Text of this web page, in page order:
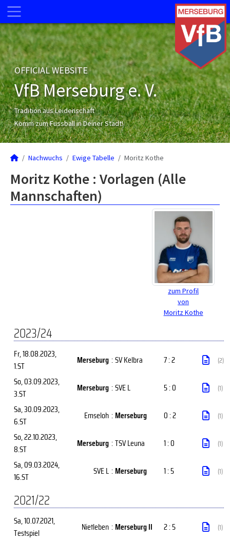
OFFICIAL WEBSITE
VfB Merseburg e. V.
Tradition aus Leidenschaft
Komm zum Fussball in Deiner Stadt!
Nachwuchs Ewige Tabelle Moritz Kothe
Moritz Kothe : Vorlagen (Alle
Mannschaften)
zum Profil
von
Moritz Kothe
2023/24
Fr, 18.08.2023,
1.ST
Merseburg :SV Kelbra 7 : 2 (2)
So, 03.09.2023,
3.ST
Merseburg :SVE L 5 : 0 (1)
Sa, 30.09.2023,
6.ST
Emseloh : Merseburg 0 : 2 (1)
So, 22.10.2023,
8.ST
Merseburg :TSV Leuna 1 : 0 (1)
Sa, 09.03.2024,
16.ST
SVE L : Merseburg 1 : 5 (1)
2021/22
Sa, 10.07.2021,
Testspiel
Nietleben : Merseburg II 2 : 5 (1)